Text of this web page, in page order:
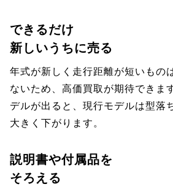
できるだけ
新しいうちに売る
年式が新しく走行距離が短いもの
ないため、高価買取が期待できま
デルが出ると、現行モデルは型落
大きく下がります。
説明書や付属品を
そろえる